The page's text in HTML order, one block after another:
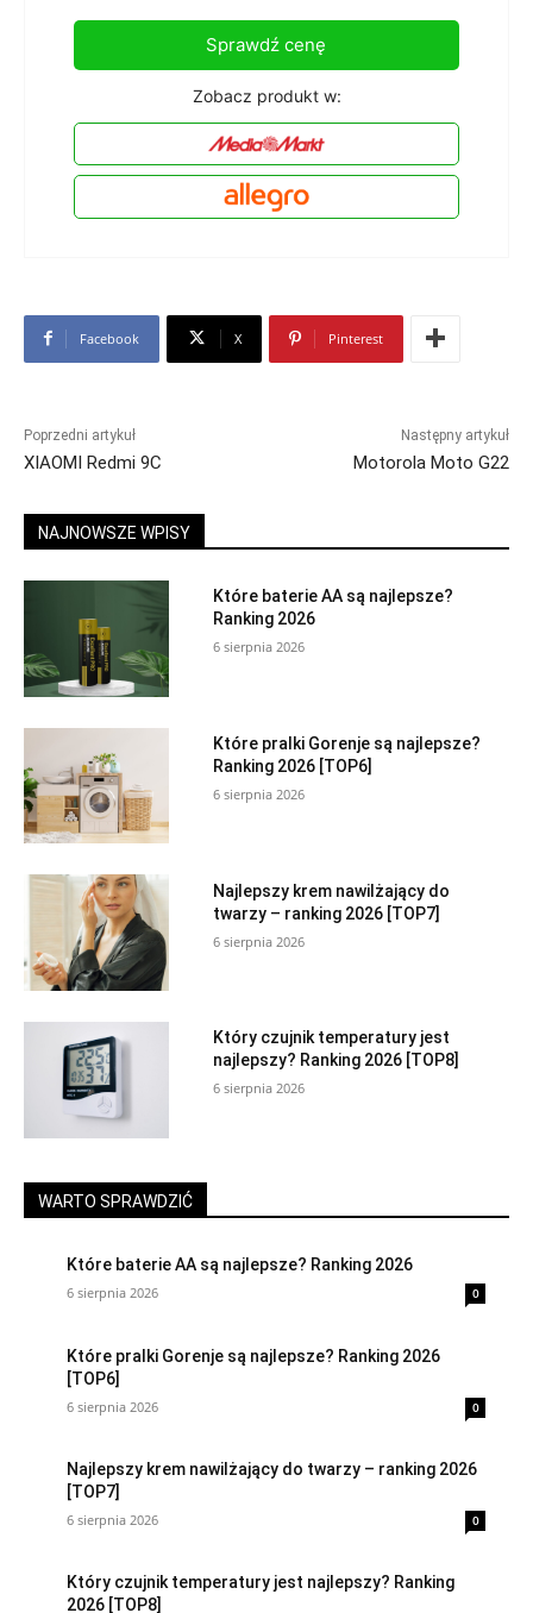
Sprawdź cenę
Zobacz produkt w:
Facebook X Pinterest
Poprzedni artykuł
XIAOMI Redmi 9C
Następny artykuł
Motorola Moto G22
NAJNOWSZE WPISY
Które baterie AA są najlepsze?
Ranking 2026
6 sierpnia 2026
Które pralki Gorenje są najlepsze?
Ranking 2026 [TOP6]
6 sierpnia 2026
Najlepszy krem nawilżający do
twarzy – ranking 2026 [TOP7]
6 sierpnia 2026
Który czujnik temperatury jest
najlepszy? Ranking 2026 [TOP8]
6 sierpnia 2026
WARTO SPRAWDZIĆ
Które baterie AA są najlepsze? Ranking 2026
6 sierpnia 2026 0
Które pralki Gorenje są najlepsze? Ranking 2026
[TOP6]
6 sierpnia 2026 0
Najlepszy krem nawilżający do twarzy – ranking 2026
[TOP7]
6 sierpnia 2026 0
Który czujnik temperatury jest najlepszy? Ranking
2026 [TOP8]